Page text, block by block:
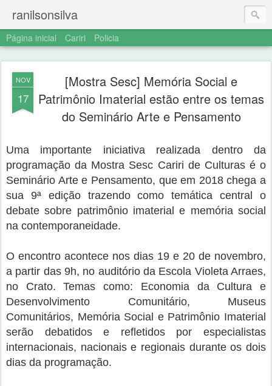
ranilsonsilva
Página inicial Cariri Policia
NOV
17
[Mostra Sesc] Memória Social e
Patrimônio Imaterial estão entre os temas
do Seminário Arte e Pensamento
Uma importante iniciativa realizada dentro da
programação da Mostra Sesc Cariri de Culturas é o
Seminário Arte e Pensamento, que em 2018 chega a
sua 9ª edição trazendo como temática central o
debate sobre patrimônio imaterial e memória social
na contemporaneidade.
O encontro acontece nos dias 19 e 20 de novembro,
a partir das 9h, no auditório da Escola Violeta Arraes,
no Crato. Temas como: Economia da Cultura e
Desenvolvimento Comunitário, Museus
Comunitários, Memória Social e Patrimônio Imaterial
serão debatidos e refletidos por especialistas
internacionais, nacionais e regionais durante os dois
dias da programação.